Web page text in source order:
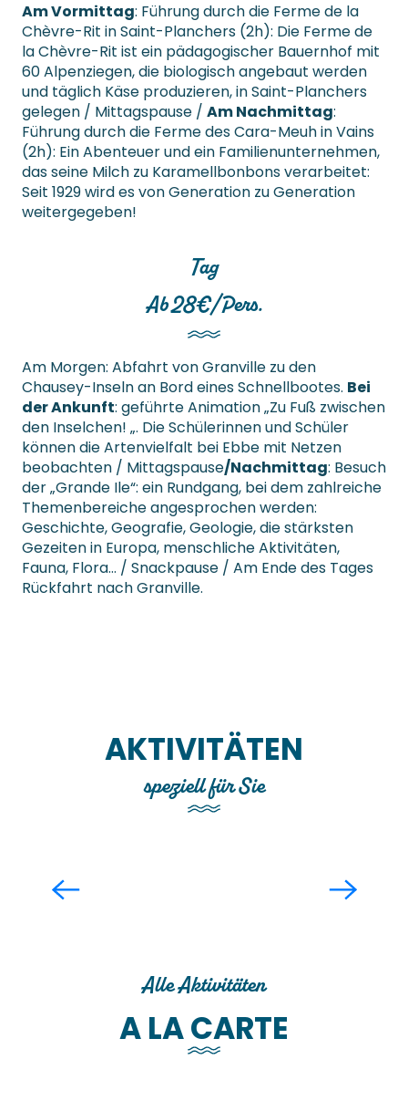
Am Vormittag: Führung durch die Ferme de la
Chèvre-Rit in Saint-Planchers (2h): Die Ferme de
la Chèvre-Rit ist ein pädagogischer Bauernhof mit
60 Alpenziegen, die biologisch angebaut werden
und täglich Käse produzieren, in Saint-Planchers
gelegen / Mittagspause / Am Nachmittag:
Führung durch die Ferme des Cara-Meuh in Vains
(2h): Ein Abenteuer und ein Familienunternehmen,
das seine Milch zu Karamellbonbons verarbeitet:
Seit 1929 wird es von Generation zu Generation
weitergegeben!
Tag
Ab 28€/Pers.
Am Morgen: Abfahrt von Granville zu den
Chausey-Inseln an Bord eines Schnellbootes. Bei
der Ankunft: geführte Animation „Zu Fuß zwischen
den Inselchen! „. Die Schülerinnen und Schüler
können die Artenvielfalt bei Ebbe mit Netzen
beobachten / Mittagspause/Nachmittag: Besuch
der „Grande Ile“: ein Rundgang, bei dem zahlreiche
Themenbereiche angesprochen werden:
Geschichte, Geografie, Geologie, die stärksten
Gezeiten in Europa, menschliche Aktivitäten,
Fauna, Flora… / Snackpause / Am Ende des Tages
Rückfahrt nach Granville.
AKTIVITÄTEN
speziell für Sie
für Moderne Kunst Richard Anacreon
Alle Aktivitäten
A LA CARTE